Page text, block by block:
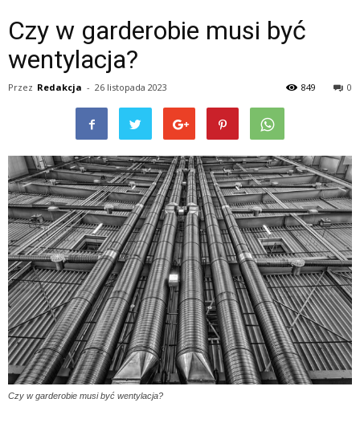
Czy w garderobie musi być
wentylacja?
Przez Redakcja - 26 listopada 2023 0
849
Czy w garderobie musi być wentylacja?